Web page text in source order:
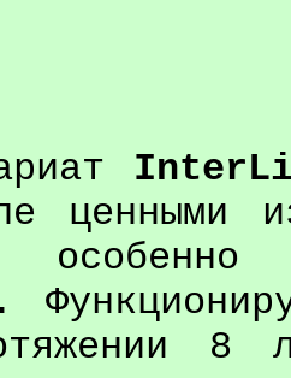
ценными
особенно
8